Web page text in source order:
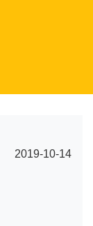
2019-10-14